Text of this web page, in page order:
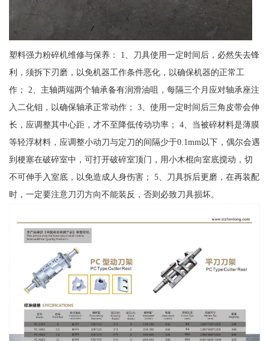
塑料强力粉碎机维修与保养： 1、刀具使用一定时间后，必然失去锋
利，须拆下刃磨，以免机器工作条件恶化，以确保机器的正常工
作； 2、主轴两端两个轴承备有润滑油咀，每隔三个月应对轴承座注
入二化钼，以确保轴承正常动作； 3、使用一定时间后三角皮带会伸
长，应调整其中心距，才不至降低传动功率； 4、当被碎材料是薄膜
等轻浮材料，应调整小动刀与定刀的间隔少于0.1mm以下，偶尔会遇
到梗塞在破碎室中，可打开破碎室顶门，用小木棍向室底搅动，切
不可伸手入室底，以免造成人身伤害； 5、刀具拆后更磨，在再装配
时，一定要注意刀刃方向不能装反，否则必致刀具损坏。